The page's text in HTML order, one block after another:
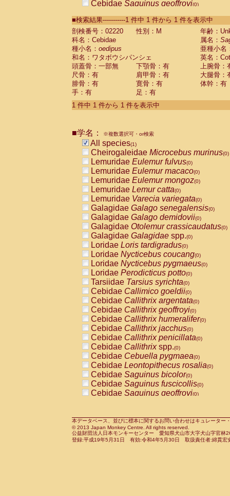
Cebidae Saguinus geoffroyi(0)
CebidaeSaguinus labiatus(0)
Cebidae Saguinus leucopus (0)
Cebidae
Cebidae
CebidaeSaguinus nigricollis (0)
Cebidae Saguinus oedipus
Cebidae Saguinus weddelli
Cebidae Saguinusspp.
Cebidae Aotus trivirgatus
Cebidae Cebus albifrons
CebidaeCebus nigrivittatus
CebidaeCebus
CebidaeSaimiri boliviensis(0)
CebidaeSaimiri sciureus(0)
AtelidaeAlouatta caraya(0)
AtelidaeAlouatta fusca(0)
AtelidaeAlouatta seniculus
AtelidaeAlouattaspp.(0)
AtelidaeAteles belzebuth(0)
AtelidaeAteles geoffroyi(0)
AtelidaeAteles paniscus(0)
AtelidaeAtelesspp.(0)
Atelidae Lagothrix lagothricha
AtelidaeLagothrix lagothricha cana
PitheciidaeCacajao calvus
PitheciidaeCallicebus cupreus
PitheciidaeCallicebus donacophilus
PitheciidaeCallicebus moloch
PitheciidaeCallicebus torquatus
PitheciidaeCallicebusspp.(0)
PitheciidaeChiropotes satanas(0)
PitheciidaePithecia monachus
PitheciidaePithecia pithecia(0)
CercopithecidaeCercocebus agilis
CercopithecidaeCercocebus
CercopithecidaeCercocebus
CercopithecidaeCercocebus
CercopithecidaeCercocebus
CercopithecidaeCercocebushybrid
CercopithecidaePapio anubis(0)
CercopithecidaePapio cynocephalus
CercopithecidaePapio hamadryas(0)
■検索結果-----------1 件中 1 件から 1 件を表示中
剖検番号：02220
性別：M
年齢：
科名：Cebidae
属名：
種小名： oedipus
亜種小名
和名：ワタボウシパンシェ
英名：
頭蓋骨：一部無
下顎骨：有
上腕骨：
尺骨：有
肩甲骨：有
大腿骨：
腓骨：有
寛骨：有
体幹：有
手：有
足：有
1 件中 1 件から 1 件を表示中
■学名： ※複数選択可・or検索
All species(1)
Cheirogaleidae Microcebus murinus(0)
Lemuridae Eulemur fulvus(0)
Lemuridae Eulemur macaco(0)
Lemuridae Eulemur mongoz(0)
Lemuridae Lemur catta(0)
Lemuridae Varecia variegata(0)
Galagidae Galago senegalensis(0)
Galagidae Galago demidovii(0)
Galagidae Otolemur crassicaudatus(0)
Galagidae Galagidae spp.(0)
Loridae Loris tardigradus(0)
Loridae Nycticebus coucang(0)
Loridae Nycticebus pygmaeus(0)
Loridae Perodicticus potto(0)
Tarsiidae Tarsius syrichta(0)
Cebidae Callimico goeldii(0)
Cebidae Callithrix argentata(0)
Cebidae Callithrix geoffroyi(0)
Cebidae Callithrix humeralifer(0)
Cebidae Callithrix jacchus(0)
Cebidae Callithrix penicillata(0)
Cebidae Callithrixspp.(0)
Cebidae Cebuella pygmaea(0)
Cebidae Leontopithecus rosalia(0)
Cebidae Saguinus bicolor(0)
Cebidae Saguinus fuscicollis(0)
Cebidae Saguinus geoffroyi(0)
CebidaeSaguinus leucopus(0)
CebidaeSaguinus midas(0)
Cebidae Saguinus mystax(0)
本データベース、並びに標本に関するお問い合わせはキュレータ
© 2013 Japan Monkey Centre. All rights reserved.
公益財団法人日本モンキーセンター 愛知県犬山市大字犬山字官
登録:平成19年5月31日 有効:令和4年5月30日 取扱責任者:綿貫宏